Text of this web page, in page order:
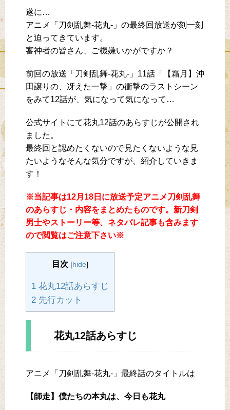
遂に…
アニメ「刀剣乱舞-花丸-」の最終回放送が刻一刻
と迫ってきています。
審神者の皆さん、ご機嫌いかがですか？
前回の放送「刀剣乱舞-花丸-」11話「【霜月】沖
田譲りの、冴えた一撃」の衝撃のラストシーン
をみて12話が、気になって気になって…
公式サイトにて花丸12話のあらすじが公開され
ました。
最終回と認めたくないので見たくないような見
たいようなそんな気分ですが、紹介していきま
す！
※当記事は12月18日に放送予定アニメ刀剣乱舞
のあらすじ・内容をまとめたものです。新刀剣
男士やストーリー等、ネタバレ記事も含みます
ので閲覧はご注意下さい※
目次 [hide]
1 花丸12話あらすじ
2 先行カット
花丸12話あらすじ
アニメ「刀剣乱舞-花丸-」最終話のタイトルは
【師走】僕たちの本丸は、今日も花丸